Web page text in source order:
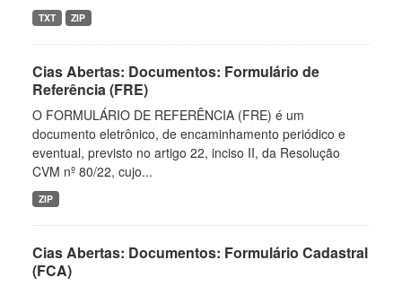
TXT ZIP
Cias Abertas: Documentos: Formulário de
Referência (FRE)
O FORMULÁRIO DE REFERÊNCIA (FRE) é um
documento eletrônico, de encaminhamento periódico e
eventual, previsto no artigo 22, inciso II, da Resolução
CVM nº 80/22, cujo...
ZIP
Cias Abertas: Documentos: Formulário Cadastral
(FCA)